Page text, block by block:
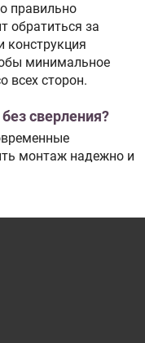
правильно
обратиться за
минимальное
всех сторон.
сверления?
монтаж надежно и